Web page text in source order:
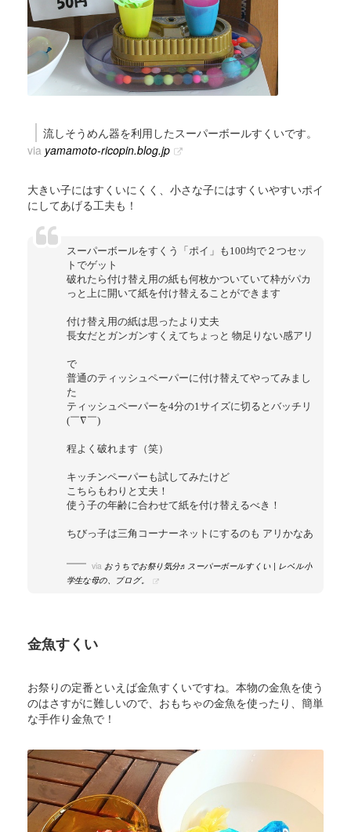
流しそうめん器を利用したスーパーボールすくいです。
via yamamoto-ricopin.blog.jp
大きい子にはすくいにくく、小さな子にはすくいやすいポイ
にしてあげる工夫も！
スーパーボールをすくう「ポイ」も100均で２つセッ
トでゲット
破れたら付け替え用の紙も何枚かついていて枠がパカ
っと上に開いて紙を付け替えることができます
付け替え用の紙は思ったより丈夫
長女だとガンガンすくえてちょっと 物足りない感アリ
で
普通のティッシュペーパーに付け替えてやってみまし
た
ティッシュペーパーを4分の1サイズに切るとバッチリ
(￣∇￣)
程よく破れます（笑）
キッチンペーパーも試してみたけど
こちらもわりと丈夫！
使う子の年齢に合わせて紙を付け替えるべき！
ちびっ子は三角コーナーネットにするのも アリかなあ
via おうちでお祭り気分♬スーパーボールすくい | レベル小
学生な母の、ブログ。
金魚すくい
お祭りの定番といえば金魚すくいですね。本物の金魚を使う
のはさすがに難しいので、おもちゃの金魚を使ったり、簡単
な手作り金魚で！